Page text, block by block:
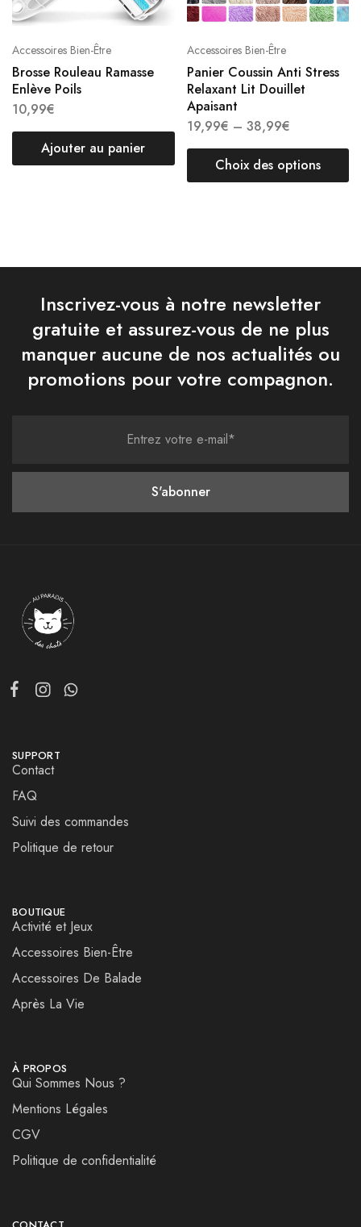
Accessoires Bien-Être
Brosse Rouleau Ramasse
Enlève Poils
10,99€
Ajouter au panier
Accessoires Bien-Être
Panier Coussin Anti Stress
Relaxant Lit Douillet
Apaisant
19,99€ – 38,99€
Choix des options
Inscrivez-vous à notre newsletter
gratuite et assurez-vous de ne plus
manquer aucune de nos actualités ou
promotions pour votre compagnon.
SUPPORT
Contact
FAQ
Suivi des commandes
Politique de retour
BOUTIQUE
Activité et Jeux
Accessoires Bien-Être
Accessoires De Balade
Après La Vie
À PROPOS
Qui Sommes Nous ?
Mentions Légales
CGV
Politique de confidentialité